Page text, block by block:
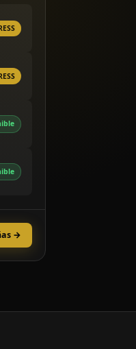
→